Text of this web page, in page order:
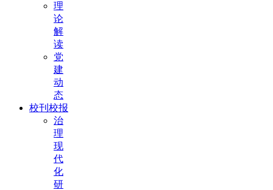
理
论
解
读
党
建
动
态
校刊校报
治
理
现
代
化
研